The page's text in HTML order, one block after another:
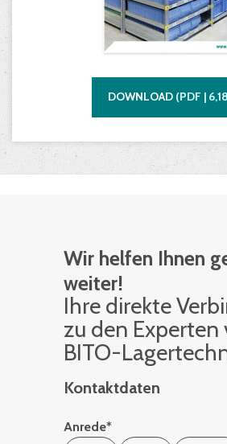
DOWNLOAD (PDF | 6,18
Wir helfen Ihnen
weiter!
Ihre di­rek­te
zu den Ex­per­ten
BITO-
Kontaktdaten
Anrede*